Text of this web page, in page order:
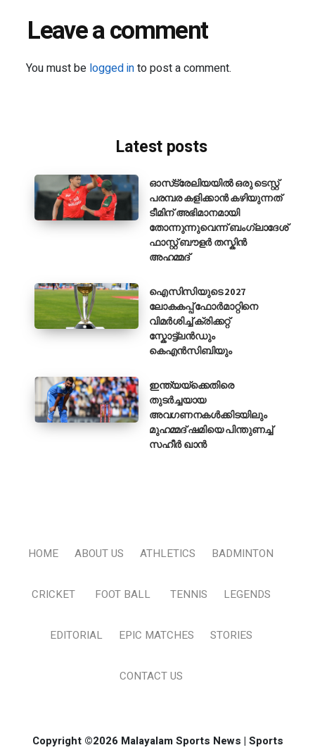
Leave a comment
You must be logged into post a comment.
Latest posts
ഓസ്‌ട്രേലിയയിൽ ഒരു ടെസ്റ്റ്
പരമ്പര കളിക്കാൻ കഴിയുന്നത്
ടീമിന് അഭിമാനമായി
തോന്നുന്നുവെന്ന് ബംഗ്ലാദേശ്
ഫാസ്റ്റ് ബൗളർ തസ്കിൻ
അഹമ്മദ്
ഐസിസിയുടെ 2027
ലോകകപ്പ് ഫോർമാറ്റിനെ
വിമർശിച്ച് ക്രിക്കറ്റ്
സ്കോട്ട്ലൻഡും
കെഎൻസിബിയും
ഇന്ത്യയ്ക്കെതിരെ
തുടർച്ചയായ
അവഗണനകൾക്കിടയിലും
മുഹമ്മദ് ഷമിയെ പിന്തുണച്ച്
സഹീർ ഖാൻ
HOME ABOUT US ATHLETICS BADMINTON
CRICKET FOOT BALL TENNIS LEGENDS
EDITORIAL EPIC MATCHES STORIES
CONTACT US
Copyright ©2026 Malayalam Sports News | Sports